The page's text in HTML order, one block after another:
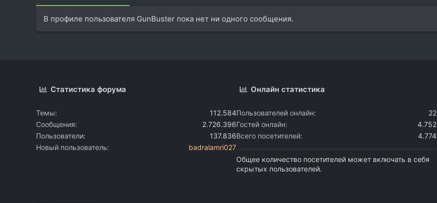
В профиле пользователя GunBuster пока нет ни одного сообщения.
Статистика форума
Темы
112.584
Сообщения
2.726.396
Пользователи
137.836
Новый пользователь
badralamri027
Онлайн статистика
Пользователей онлайн
22
Гостей онлайн
4.752
Всего посетителей
4.774
Общее количество посетителей может включать в себя
скрытых пользователей.